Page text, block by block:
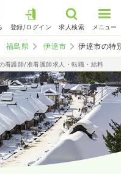
登録/ログイン 求人検索 メニュー
福島県 伊達市 伊達市の特
看護師/准看護師求人・転職・給料